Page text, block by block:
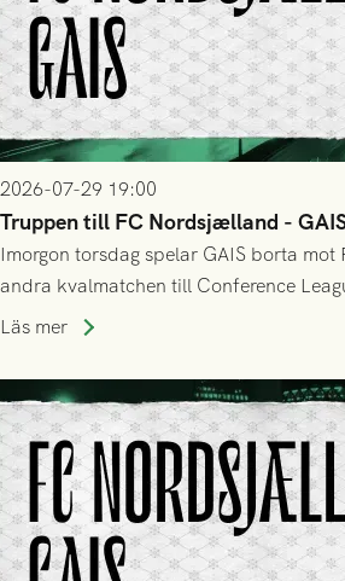
2026-07-29 19:00
Truppen till FC Nordsjælland -
Imorgon torsdag spelar GAIS borta
andra kvalmatchen till Conference
Park! Fredrik Holmberg och
Läs mer